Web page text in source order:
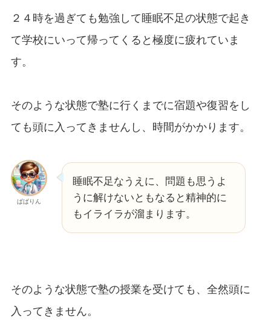
２４時を過ぎても勉強して睡眠不足の状態で起き
て学校にいって帰ってくると極度に疲れていま
す。
そのような状態で塾に行くまでに宿題や復習をし
ても頭に入ってきませんし、時間がかかります。
ぱぱりん
睡眠不足なうえに、問題も思うよ
うに解けないともなると精神的に
もイライラが溜まります。
そのような状態で塾の授業を受けても、全然頭に
入ってきません。